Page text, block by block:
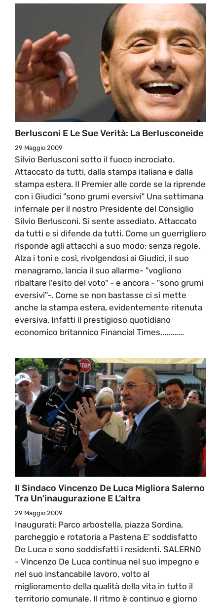
Berlusconi E Le Sue Verità: La Berlusconeide
29 Maggio 2009
Silvio Berlusconi sotto il fuoco incrociato.
Attaccato da tutti, dalla stampa italiana e dalla
stampa estera. Il Premier alle corde se la riprende
con i Giudici "sono grumi eversivi" Una settimana
infernale per il nostro Presidente del Consiglio
Silvio Berlusconi. Si sente assediato. Attaccato
da tutti e si difende da tutti. Come un guerrigliero
risponde agli attacchi a suo modo: senza regole.
Alza i toni e così, rivolgendosi ai Giudici, il suo
menagramo, lancia il suo allarme- "vogliono
ribaltare l'esito del voto" - e ancora - "sono grumi
eversivi"-. Come se non bastasse ci si mette
anche la stampa estera, evidentemente ritenuta
eversiva. Infatti il prestigioso quotidiano
economico britannico Financial Times............
Il Sindaco Vincenzo De Luca Migliora Salerno
Tra Un’inaugurazione E L’altra
29 Maggio 2009
Inaugurati: Parco arbostella, piazza Sordina,
parcheggio e rotatoria a Pastena E' soddisfatto
De Luca e sono soddisfatti i residenti. SALERNO
- Vincenzo De Luca continua nel suo impegno e
nel suo instancabile lavoro, volto al
miglioramento della qualità della vita in tutto il
territorio comunale. Il ritmo è continuo e giorno